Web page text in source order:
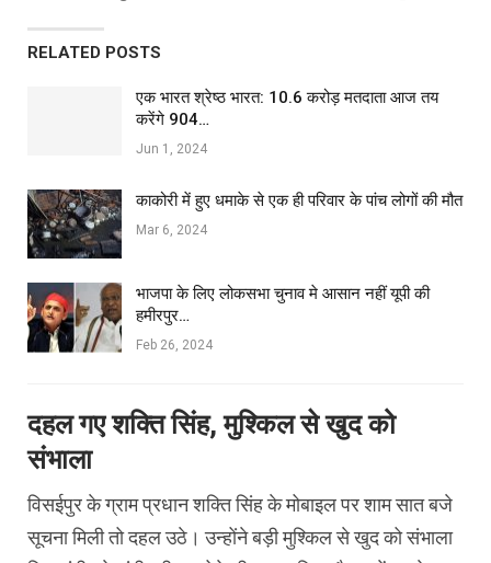
RELATED POSTS
एक भारत श्रेष्ठ भारत: 10.6 करोड़ मतदाता आज तय
करेंगे 904…
Jun 1, 2024
काकोरी में हुए धमाके से एक ही परिवार के पांच लोगों की मौत
Mar 6, 2024
भाजपा के लिए लोकसभा चुनाव मे आसान नहीं यूपी की
हमीरपुर…
Feb 26, 2024
दहल गए शक्ति सिंह, मुश्किल से खुद को
संभाला
विसईपुर के ग्राम प्रधान शक्ति सिंह के मोबाइल पर शाम सात बजे
सूचना मिली तो दहल उठे। उन्होंने बड़ी मुश्किल से खुद को संभाला